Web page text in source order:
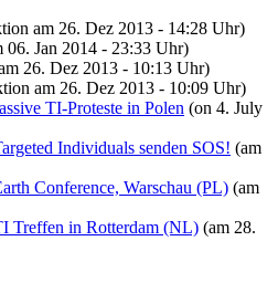
am 26. Dez 2013 - 14:28 Uhr)
06. Jan 2014 - 23:33 Uhr)
26. Dez 2013 - 10:13 Uhr)
am 26. Dez 2013 - 10:09 Uhr)
TI-Proteste in Polen (on 4. July
Individuals senden SOS! (am
Conference, Warschau (PL) (am
Treffen in Rotterdam (NL) (am 28.